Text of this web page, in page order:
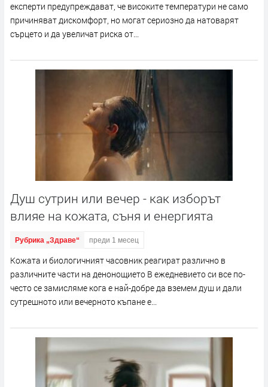
експерти предупреждават, че високите температури не само
причиняват дискомфорт, но могат сериозно да натоварят
сърцето и да увеличат риска от...
Душ сутрин или вечер - как изборът
влияе на кожата, съня и енергията
Рубрика „Здраве“ преди 1 месец
Кожата и биологичният часовник реагират различно в
различните части на денонощието В ежедневието си все по-
често се замисляме кога е най-добре да вземем душ и дали
сутрешното или вечерното къпане е...